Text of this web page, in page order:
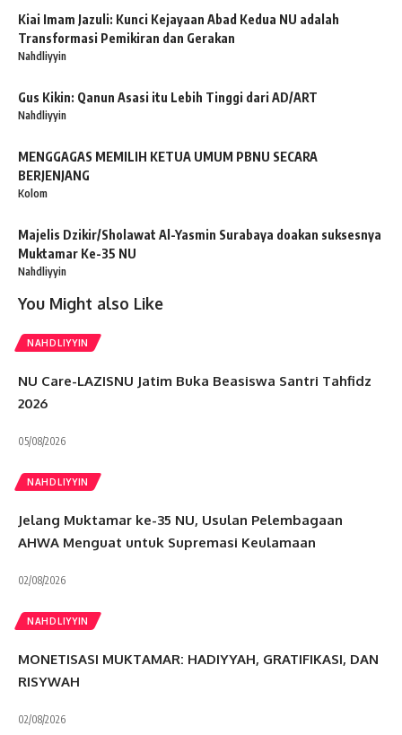
Kiai Imam Jazuli: Kunci Kejayaan Abad Kedua NU adalah
Transformasi Pemikiran dan Gerakan
Nahdliyyin
Gus Kikin: Qanun Asasi itu Lebih Tinggi dari AD/ART
Nahdliyyin
MENGGAGAS MEMILIH KETUA UMUM PBNU SECARA
BERJENJANG
Kolom
Majelis Dzikir/Sholawat Al-Yasmin Surabaya doakan suksesnya
Muktamar Ke-35 NU
Nahdliyyin
You Might also Like
NAHDLIYYIN
NU Care-LAZISNU Jatim Buka Beasiswa Santri Tahfidz
2026
05/08/2026
NAHDLIYYIN
Jelang Muktamar ke-35 NU, Usulan Pelembagaan
AHWA Menguat untuk Supremasi Keulamaan
02/08/2026
NAHDLIYYIN
MONETISASI MUKTAMAR: HADIYYAH, GRATIFIKASI, DAN
RISYWAH
02/08/2026